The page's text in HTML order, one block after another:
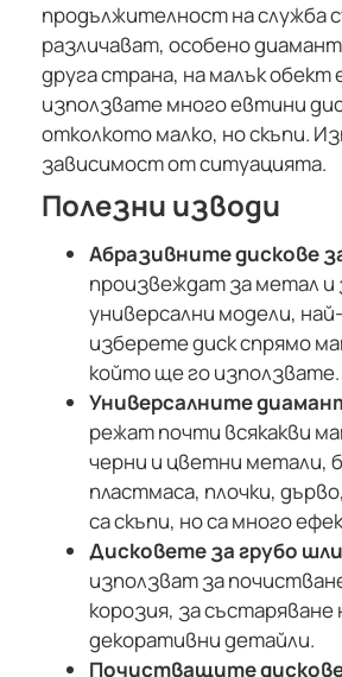
продължителност на служба
различават, особено
друга страна, на малък обект
използвате много евтини
отколкото малко, но скъпи.
зависимост от ситуацията.
Полезни изводи
Абразивните дискове
произвеждат за метал и
универсални модели,
изберете диск спрямо
който ще го използвате.
Универсалните
режат почти всякакви
черни и цветни метали,
пластмаса, плочки,
са скъпи, но са много
Дисковете за грубо
използват за
корозия, за състаряване
декоративни детайли.
Почистващите